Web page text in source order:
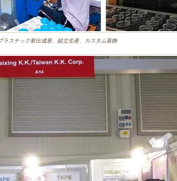
ラスチック射出成形、組立生産、カスタム装飾